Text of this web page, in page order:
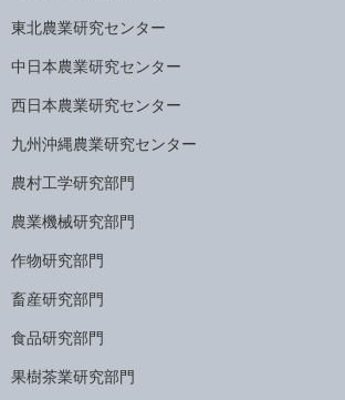
東北農業研究センター
中日本農業研究センター
西日本農業研究センター
九州沖縄農業研究センター
農村工学研究部門
農業機械研究部門
作物研究部門
畜産研究部門
食品研究部門
果樹茶業研究部門